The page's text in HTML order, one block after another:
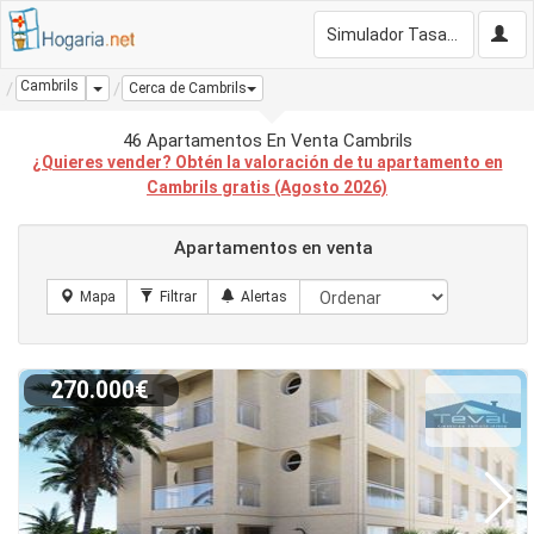
Cambrils Dropdown
Cerca de Cambrils
46 Apartamentos En Venta Cambrils
¿Quieres vender? Obtén la valoración de tu apartamento en
Cambrils gratis (Agosto 2026)
Apartamentos en venta
270.000€